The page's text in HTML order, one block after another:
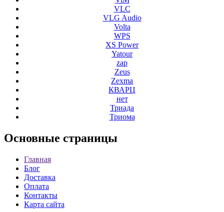
VLC
VLG Audio
Volta
WPS
XS Power
Yatour
zap
Zeus
Zexma
КВАРЦ
нет
Триада
Триома
Основные страницы
Главная
Блог
Доставка
Оплата
Контакты
Карта сайта